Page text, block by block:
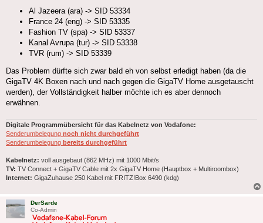
Al Jazeera (ara) -> SID 53334
France 24 (eng) -> SID 53335
Fashion TV (spa) -> SID 53337
Kanal Avrupa (tur) -> SID 53338
TVR (rum) -> SID 53339
Das Problem dürfte sich zwar bald eh von selbst erledigt haben (da die
GigaTV 4K Boxen nach und nach gegen die GigaTV Home ausgetauscht
werden), der Vollständigkeit halber möchte ich es aber dennoch
erwähnen.
Digitale Programmübersicht für das Kabelnetz von Vodafone:
Senderumbelegung noch nicht durchgeführt
Senderumbelegung bereits durchgeführt
Kabelnetz: voll ausgebaut (862 MHz) mit 1000 Mbit/s
TV: TV Connect + GigaTV Cable mit 2x GigaTV Home (Hauptbox + Multiroombox)
Internet: GigaZuhause 250 Kabel mit FRITZ!Box 6490 (kdg)
DerSarde
Co-Admin